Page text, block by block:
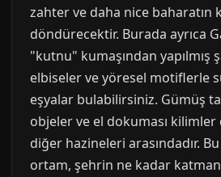
zahter ve daha nice baharatın
döndürecektir. Burada ayrıca
"kutnu" kumaşından yapılmış
elbiseler ve yöresel motiflerle
eşyalar bulabilirsiniz. Gümüş
objeler ve el dokuması
diğer hazineleri arasındadır.
ortam, şehrin ne kadar